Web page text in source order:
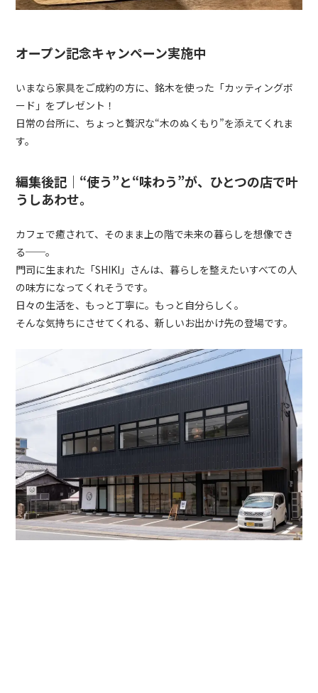
オープン記念キャンペーン実施中
いまなら家具をご成約の方に、銘木を使った「カッティングボ
ード」をプレゼント！
日常の台所に、ちょっと贅沢な“木のぬくもり”を添えてくれま
す。
編集後記｜“使う”と“味わう”が、ひとつの店で叶
うしあわせ。
カフェで癒されて、そのまま上の階で未来の暮らしを想像でき
る──。
門司に生まれた「SHIKI 」さんは、暮らしを整えたいすべての人
の味方になってくれそうです。
日々の生活を、もっと丁寧に。もっと自分らしく。
そんな気持ちにさせてくれる、新しいお出かけ先の登場です。